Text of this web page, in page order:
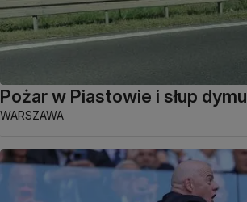
Pożar w Piastowie i słup dymu
WARSZAWA